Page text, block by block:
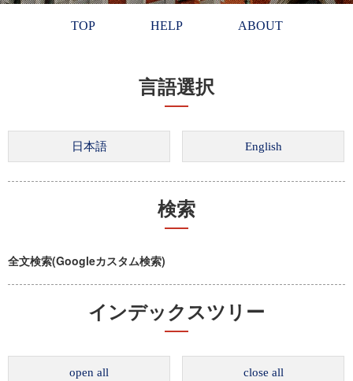
TOP HELP ABOUT
言語選択
検索
全文検索(Googleカスタム検索)
インデックスツリー
open all close all